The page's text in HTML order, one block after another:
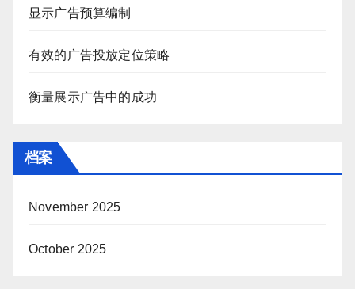
显示广告预算编制
有效的广告投放定位策略
衡量展示广告中的成功
档案
November 2025
October 2025